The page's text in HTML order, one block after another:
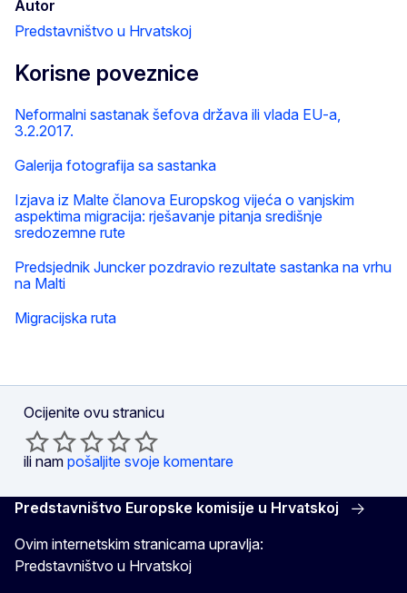
Autor
Predstavništvo u Hrvatskoj
Korisne poveznice
Neformalni sastanak šefova država ili vlada EU-a,
3.2.2017.
Galerija fotografija sa sastanka
Izjava iz Malte članova Europskog vijeća o vanjskim
aspektima migracija: rješavanje pitanja središnje
sredozemne rute
Predsjednik Juncker pozdravio rezultate sastanka na vrhu
na Malti
Migracijska ruta
Ocijenite ovu stranicu
ili nam pošaljite svoje komentare
Predstavništvo Europske komisije u Hrvatskoj
Ovim internetskim stranicama upravlja:
Predstavništvo u Hrvatskoj